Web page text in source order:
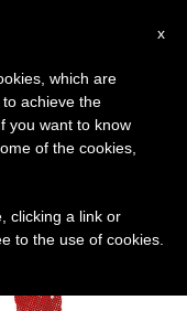
x
which are
achieve the
you want to know
of the cookies,
clicking a link or
to the use of cookies.